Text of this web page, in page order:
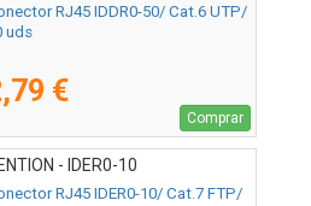
RJ45 IDDR0-50/ Cat.6 UTP/
uds
€
Comprar
- IDER0-10
RJ45 IDER0-10/ Cat.7 FTP/